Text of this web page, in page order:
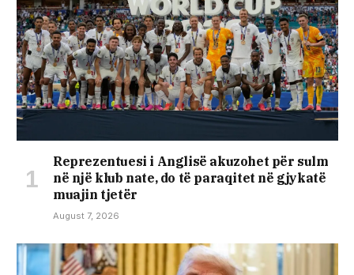
Reprezentuesi i Anglisë akuzohet për sulm
në një klub nate, do të paraqitet në gjykatë
muajin tjetër
August 7, 2026